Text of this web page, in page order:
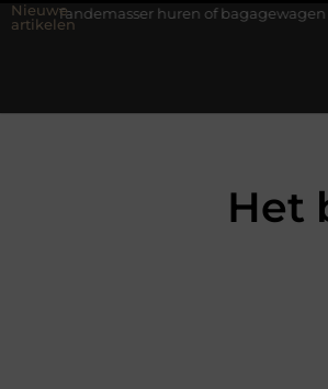
Nieuwe
artikelen
huren of bagagewagen huren? Kies de
Het